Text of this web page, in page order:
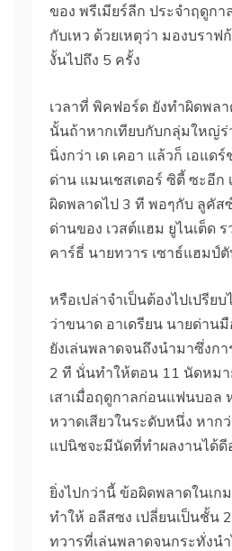
ของ พรีเมียร์ลีก ประจำฤดูก
กับเหว ด้วยเหตุว่า มองบรา
งั้นไปถึง 5 ครั้ง
เวลาที่ พิคฟอร์ด ยังทำผิดพล
นั้นถ้าหากเทียบกับกลุ่มใหญ่ร่
นิ่งกว่า เด เคอา แล้วก็ เอแด
ด่าน แมนเชสเตอร์ ซิตี้ ซะอีก
ผิดพลาดไป 3 ที พอๆกับ ลูคัส
ด่านของ เวสต์แฮม ยูไนเต็ด
คาร์ธี่ นายทวาร เซาธ์แฮมป์
หรือเปล่าจำเป็นต้องไปเปรีย
ว่าขนาด อาเดรียน นายด่าน
ยังเล่นพลาดจนถึงนำมาซึ่งกา
2 ที นั่นทำให้ตอน 11 นัดหมา
เสาเมื่อฤดูกาลก่อนแฟนบอล
หวาดเสียวในระดับหนึ่ง หาก
แปนิชจะมีนัดที่ทำผลงานได้ดี
ยิ่งไปกว่านี้ ข้อผิดพลาดในเกม
ทำให้ อลีสซง เปลี่ยนเป็นชั้น
ทวารที่เล่นพลาดจนกระทั่งน